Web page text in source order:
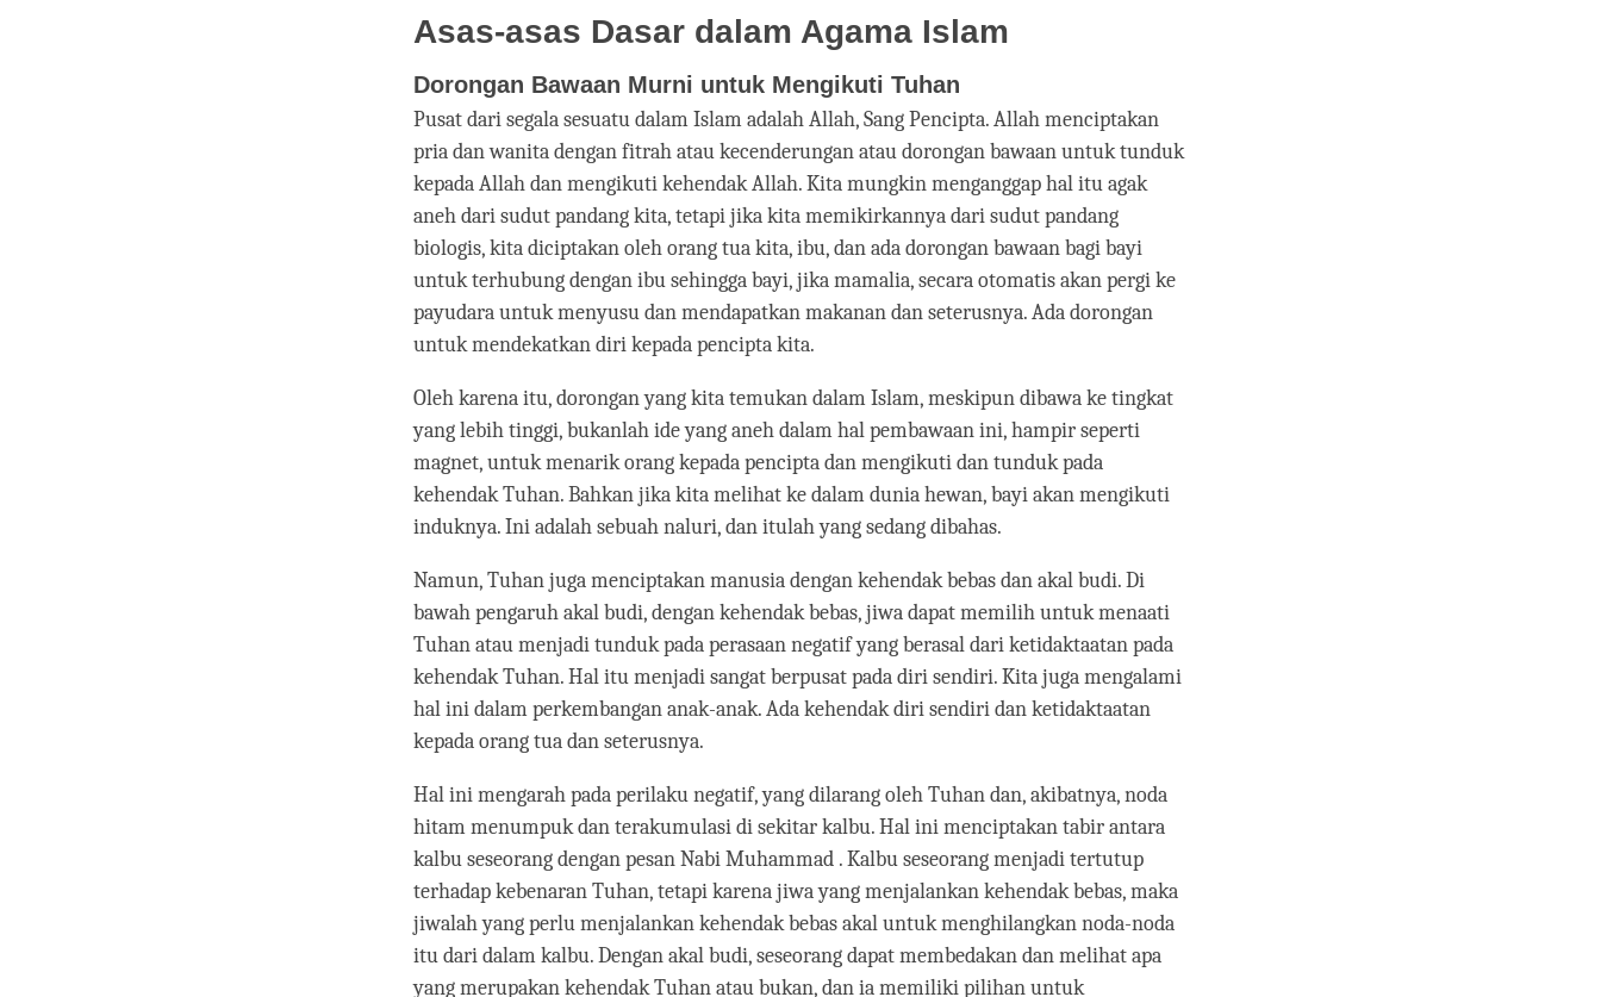
Asas-asas Dasar dalam Agama Islam
Dorongan Bawaan Murni untuk Mengikuti Tuhan
Pusat dari segala sesuatu dalam Islam adalah Allah, Sang Pencipta. Allah menciptakan
pria dan wanita dengan fitrah atau kecenderungan atau dorongan bawaan untuk tunduk
kepada Allah dan mengikuti kehendak Allah. Kita mungkin menganggap hal itu agak
aneh dari sudut pandang kita, tetapi jika kita memikirkannya dari sudut pandang
biologis, kita diciptakan oleh orang tua kita, ibu, dan ada dorongan bawaan bagi bayi
untuk terhubung dengan ibu sehingga bayi, jika mamalia, secara otomatis akan pergi ke
payudara untuk menyusu dan mendapatkan makanan dan seterusnya. Ada dorongan
untuk mendekatkan diri kepada pencipta kita.
Oleh karena itu, dorongan yang kita temukan dalam Islam, meskipun dibawa ke tingkat
yang lebih tinggi, bukanlah ide yang aneh dalam hal pembawaan ini, hampir seperti
magnet, untuk menarik orang kepada pencipta dan mengikuti dan tunduk pada
kehendak Tuhan. Bahkan jika kita melihat ke dalam dunia hewan, bayi akan mengikuti
induknya. Ini adalah sebuah naluri, dan itulah yang sedang dibahas.
Namun, Tuhan juga menciptakan manusia dengan kehendak bebas dan akal budi. Di
bawah pengaruh akal budi, dengan kehendak bebas, jiwa dapat memilih untuk menaati
Tuhan atau menjadi tunduk pada perasaan negatif yang berasal dari ketidaktaatan pada
kehendak Tuhan. Hal itu menjadi sangat berpusat pada diri sendiri. Kita juga mengalami
hal ini dalam perkembangan anak-anak. Ada kehendak diri sendiri dan ketidaktaatan
kepada orang tua dan seterusnya.
Hal ini mengarah pada perilaku negatif, yang dilarang oleh Tuhan dan, akibatnya, noda
hitam menumpuk dan terakumulasi di sekitar kalbu. Hal ini menciptakan tabir antara
kalbu seseorang dengan pesan Nabi Muhammad . Kalbu seseorang menjadi tertutup
terhadap kebenaran Tuhan, tetapi karena jiwa yang menjalankan kehendak bebas, maka
jiwalah yang perlu menjalankan kehendak bebas akal untuk menghilangkan noda-noda
itu dari dalam kalbu. Dengan akal budi, seseorang dapat membedakan dan melihat apa
yang merupakan kehendak Tuhan atau bukan, dan ia memiliki pilihan untuk